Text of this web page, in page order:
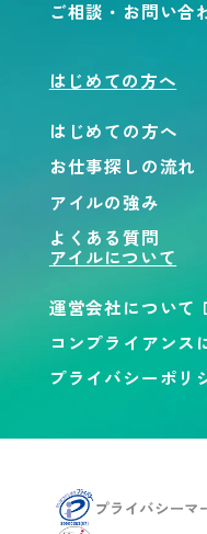
ご相談・お問い合
はじめての方へ
はじめての方へ
お仕事探しの流れ
アイルの強み
よくある質問
アイルについて
運営会社について
コンプライアンス
プライバシーポリ
プライバシーマ